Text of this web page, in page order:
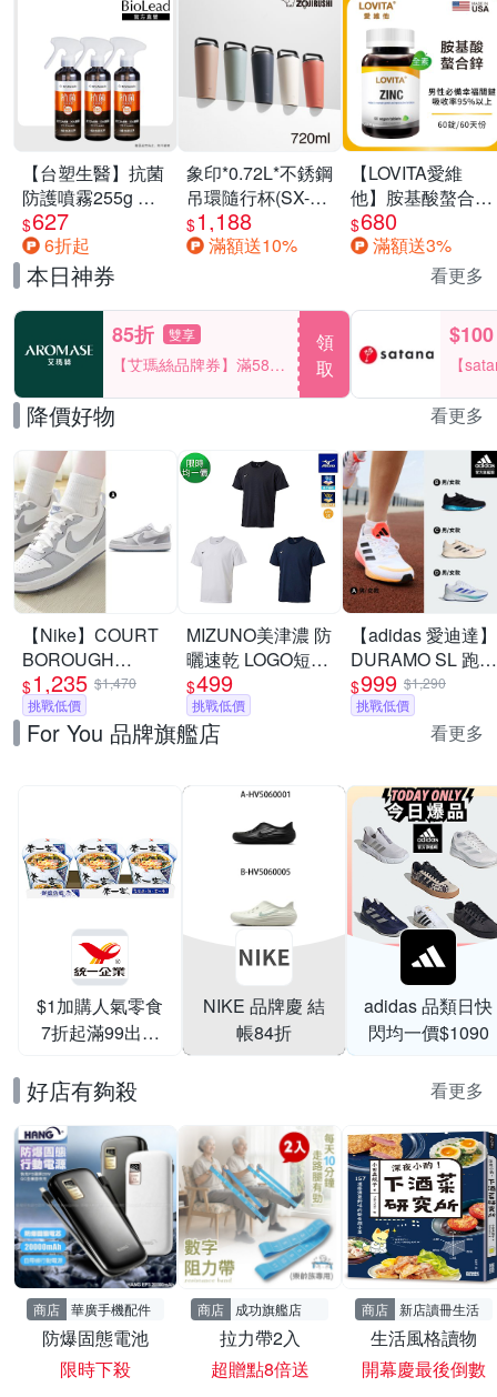
【台塑生醫】抗菌
防護噴霧255g 三
入組
$627
6折起
象印*0.72L*不銹鋼
吊環隨行杯(SX-
LA72H)
$1,188
滿額送10%
【LOVITA愛維
他】胺基酸螯合鋅
x2瓶30mg素食錠
(鋅錠)
$680
滿額送3%
本日神券 看更多
85折 雙享
【艾瑪絲品牌券】滿580
享85折！
領
取
$100
【
一件
降價好物 看更多
【Nike】COURT
BOROUGH
RECRAFT SE GS
休閒鞋 運動鞋 女/
大童 A-IH4519100
$1,235 $1,470
挑戰低價
MIZUNO美津濃 防
曬速乾 LOGO短袖
$499
挑戰低價
【adidas 愛迪達】
DURAMO SL 跑鞋
運動鞋 慢跑鞋 男
鞋/女鞋 (多款任選)
$999 $1,290
挑戰低價
For You 品牌旗艦店 看更多
$1加購人氣零食
7折起滿99出貨
NIKE 品牌慶 結
帳84折
adidas 品類日快
閃均一價$1090
好店有夠殺 看更多
商店 華廣手機配件
防爆固態電池
限時下殺
商店 成功旗艦店
拉力帶2入
超贈點8倍送
商店 新店讀冊生活
生活風格讀物
開幕慶最後倒數